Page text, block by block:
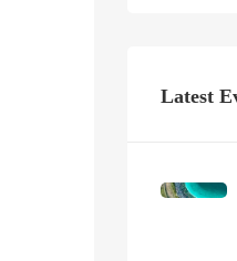
Latest